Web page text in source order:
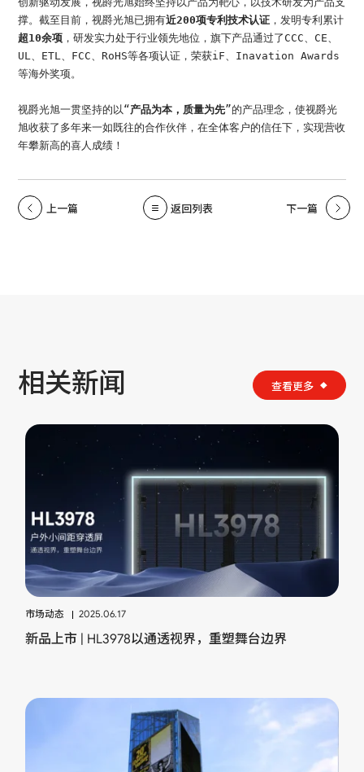
撑。截至目前，视爵光旭已拥有近200项专利技术认证 ，发明专利累计
超10余项 ，研发实力处于行业领先地位，旗下产品通过了CCC、CE、
UL、ETL、FCC、RoHS等各项认证，荣获iF、Inavation Awards
等海外奖项。
视爵光旭一贯坚持的以“产品为本，质量为先”的产品理念，使视爵光
旭收获了多年来一如既往的合作伙伴，在全体客户的信任下，实现营收
年攀新高的喜人成绩！
上一篇 返回列表 下一篇
相关新闻 查看更多
市场动态 2025.06.17
新品上市 | HL3978以通透视界，重塑舞台边界